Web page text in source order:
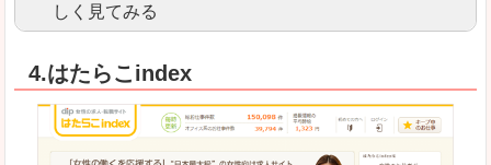
しく見てみる
良いところ
「自分のペースで働きたい」「キャリアアップ」
はじめての転職についてのお役立ち情報が満載で
4.はたらこindex